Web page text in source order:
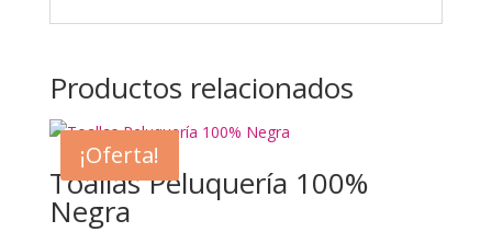
Productos relacionados
¡Oferta!
Toallas Peluquería 100%
Negra